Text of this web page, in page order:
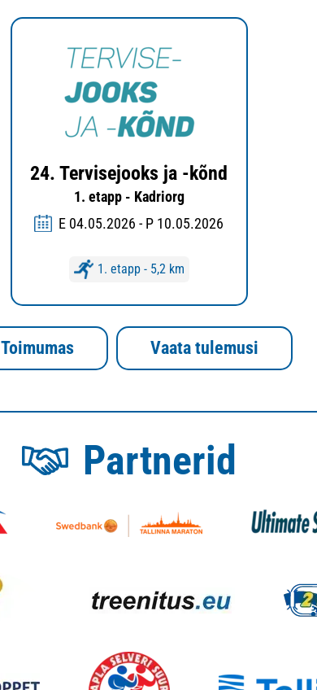
24. Tervisejooks ja -kõnd
1. etapp - Kadriorg
E 04.05.2026 - P 10.05.2026
1. etapp - 5,2 km
Toimumas Vaata tulemusi
Partnerid